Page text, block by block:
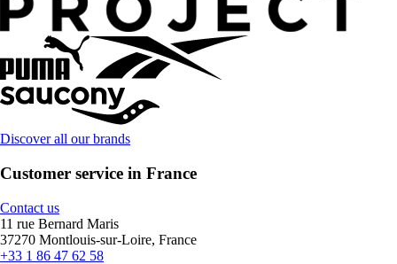
Discover all our brands
Customer service in France
Contact us
11 rue Bernard Maris
37270 Montlouis-sur-Loire, France
+33 1 86 47 62 58